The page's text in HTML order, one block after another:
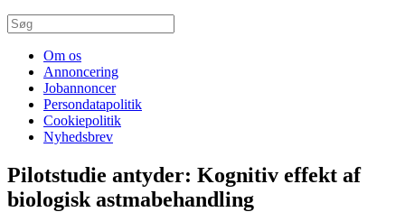
Om os
Annoncering
Jobannoncer
Persondatapolitik
Cookiepolitik
Nyhedsbrev
Pilotstudie antyder: Kognitiv effekt af
biologisk astmabehandling